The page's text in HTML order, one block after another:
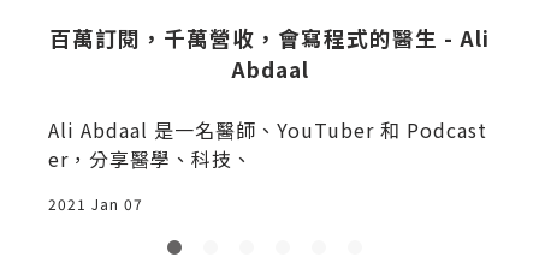
百萬訂閱，千萬營收，會寫程式的醫生 - Ali
Abdaal
Ali Abdaal 是一名醫師、YouTuber 和 Podcast
er，分享醫學、科技、
2021 Jan 07